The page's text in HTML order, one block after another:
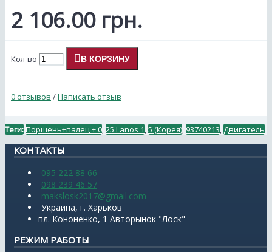
2 106.00 грн.
Кол-во В КОРЗИНУ
0 отзывов /Написать отзыв
Теги:Поршень+палец + 0 25 Lanos 1 5 (Корея) 93740213 Двигатель
КОНТАКТЫ
095 222 88 66
098 239 46 57
makslosk2017@gmail.com
Украина, г. Харьков
пл. Кононенко, 1 Авторынок "Лоск"
РЕЖИМ РАБОТЫ